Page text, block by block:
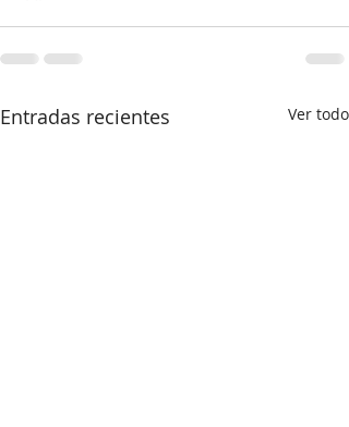
Entradas recientes Ver todo